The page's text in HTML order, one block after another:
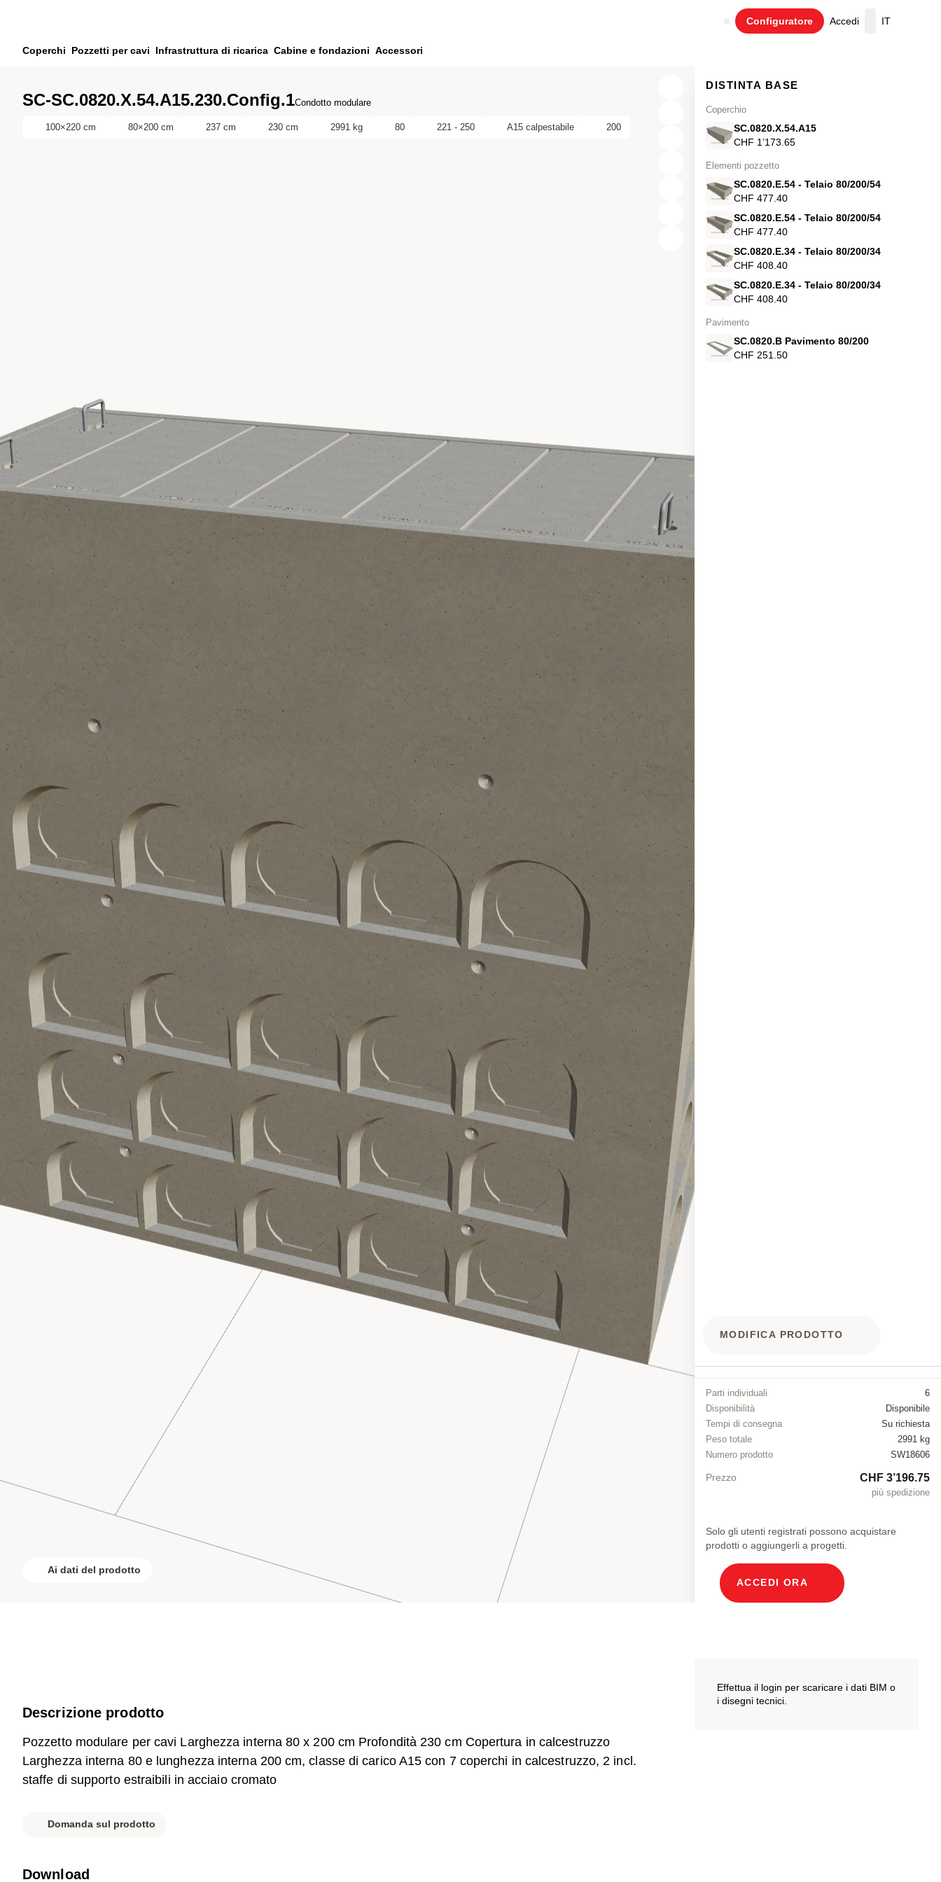
Vai al tuo account
Coperchi Pozzetti per cavi Infrastruttura di ricarica Cabine e fondazioni Accessori
Configuratore Accedi
Carrello
IT
Condotto modulare
SC-SC.0820.X.54.A15.230.Config.1
100×220 cm 80×200 cm 237 cm 230 cm 2991 kg 80 221 - 250 A15 calpestabile 200
Ai dati del prodotto
DISTINTA BASE
Coperchio
SC.0820.X.54.A15
CHF 1’173.65
Elementi pozzetto
SC.0820.E.54 - Telaio 80/200/54
CHF 477.40
SC.0820.E.54 - Telaio 80/200/54
CHF 477.40
SC.0820.E.34 - Telaio 80/200/34
CHF 408.40
SC.0820.E.34 - Telaio 80/200/34
CHF 408.40
Pavimento
SC.0820.B Pavimento 80/200
CHF 251.50
MODIFICA PRODOTTO
Parti individuali
6
Disponibilità
Disponibile
Tempi di consegna
Su richiesta
Peso totale
2991 kg
Numero prodotto
SW18606
Prezzo CHF 3’196.75
più spedizione
Solo gli utenti registrati possono acquistare
prodotti o aggiungerli a progetti.
ACCEDI ORA
Descrizione prodotto
Pozzetto modulare per cavi Larghezza interna 80 x 200 cm Profondità 230 cm Copertura in calcestruzzo
Larghezza interna 80 e lunghezza interna 200 cm, classe di carico A15 con 7 coperchi in calcestruzzo, 2 incl.
staffe di supporto estraibili in acciaio cromato
Domanda sul prodotto
Download
Effettua il login per scaricare i dati BIM o
i disegni tecnici.